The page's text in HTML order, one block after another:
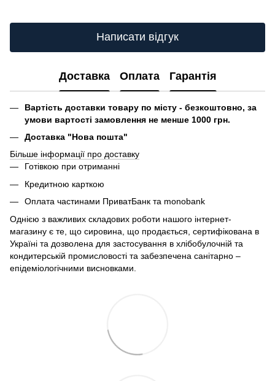
Написати відгук
Доставка Оплата Гарантія
Вартість доставки товару по місту - безкоштовно, за
умови вартості замовлення не менше 1000 грн.
Доставка "Нова пошта"
Більше інформації про доставку
Готівкою при отриманні
Кредитною карткою
Оплата частинами ПриватБанк та monobank
Однією з важливих складових роботи нашого інтернет-
магазину є те, що сировина, що продається, сертифікована в
Україні та дозволена для застосування в хлібобулочній та
кондитерській промисловості та забезпечена санітарно –
епідеміологічними висновками.